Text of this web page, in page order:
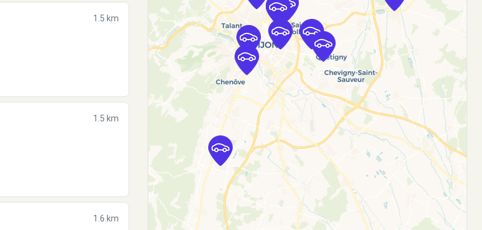
1.5 km
1.5 km
1.6 km